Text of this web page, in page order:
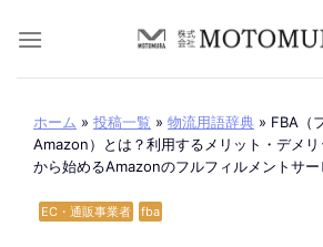
ホーム » 投稿一覧 » 物流用語辞典 » FBA（
Amazon）とは？利用するメリット・デメ
から始めるAmazonのフルフィルメントサー
EC・通販事業者 fba